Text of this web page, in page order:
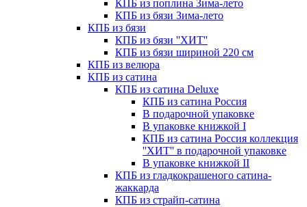
КПБ из поплина Зима-лето
КПБ из бязи Зима-лето
КПБ из бязи
КПБ из бязи ''ХИТ''
КПБ из бязи шириной 220 см
КПБ из велюра
КПБ из сатина
КПБ из сатина Deluxe
КПБ из сатина Россия
В подарочной упаковке
В упаковке книжкой I
КПБ из сатина Россия коллекция
''ХИТ'' в подарочной упаковке
В упаковке книжкой II
КПБ из гладкокрашеного сатина-
жаккарда
КПБ из страйп-сатина